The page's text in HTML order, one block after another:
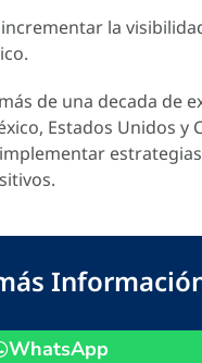
la
de una decada de
Estados Unidos y
estrategias
WhatsApp